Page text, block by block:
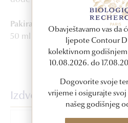
Pakiranje
50 ml
Izdvojeni proizvodi
Obavještavamo vas da
ljepote Contour
kolektivnom
10.08.2026. do
Dogovorite svoje
vrijeme i osigurajte
našeg godišnjeg